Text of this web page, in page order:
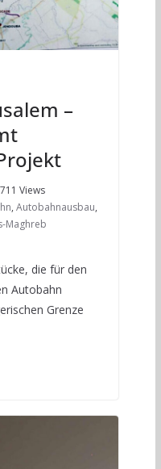
–
711 Views
, Autobahnausbau,
Maghreb
die für den
Autobahn
Grenze